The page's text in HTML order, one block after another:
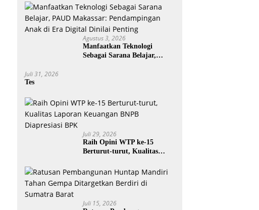
Dilakukan Rumah Tangga
Agustus 3, 2026
Manfaatkan Teknologi
Sebagai Sarana Belajar,
Juli 31, 2026
Tes
Juli 29, 2026
Raih Opini WTP ke-15
Berturut-turut, Kualitas
Diapresiasi BPK
Juli 15, 2026